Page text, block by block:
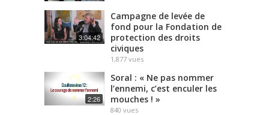
3:04:42
Campagne de levée de
fond pour la Fondation de
protection des droits
civiques
1,877 vues
2:26
Soral : « Ne pas nommer
l’ennemi, c’est enculer les
mouches ! »
840 vues